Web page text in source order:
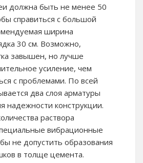
должна быть не менее 50
справиться с большой
ширина
30 см. Возможно,
завышен, но лучше
усиление, чем
с проблемами. По всей
два слоя арматуры
надежности конструкции.
раствора
вибрационные
не допустить образования
в толще цемента.